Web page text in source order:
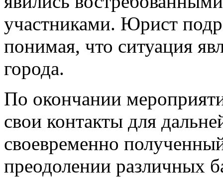
участниками. Юрист
понимая, что ситуация
города.
По окончании
свои контакты для
своевременно
преодолении различных